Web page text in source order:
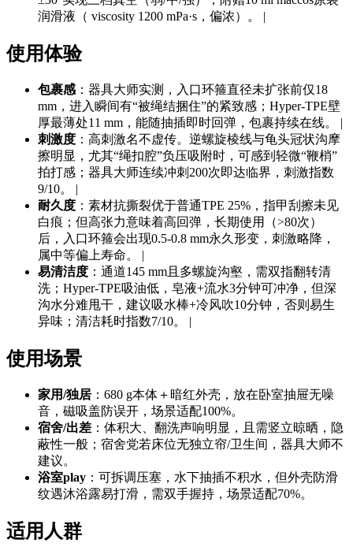
润滑液（ viscosity 1200 mPa·s，偏浓）。 |
使用体验
包裹感 ：器具大师实测，入口环箍直径未扩张前仅18
mm，进入瞬间有“被绳结捆住”的紧致感；Hyper-TPE壁
厚最薄处11 mm，能随抽插即时回弹，包裹持续在线。 |
刺激度 ：高刺激名不虚传。逆螺旋棱线与龟头冠状沟摩
擦明显，尤其“绳扣腔”负压吸附时，可感到轻微“鞭梢”
拍打感；器具大师连续冲刺200次即达临界，刺激指数
9/10。 |
耐久度 ：素材抗撕裂优于普通TPE 25%，指甲刮擦未见
白痕；但高张力意味着高回弹，长期使用（>80次）
后，入口环箍会出现0.5-0.8 mm永久形变，刺激略降，
属中等偏上寿命。 |
易清洁度 ：通道145 mm且多螺旋沟壑，需双指翻转清
洗；Hyper-TPE吸油低，皂液+流水3分钟可冲净，但深
沟水分难甩干，建议吸水棒+冷风吹10分钟，否则易生
异味；清洁耗时指数7/10。 |
使用场景
家用/独居 ：680 g本体＋暗红外壳，放在卧室抽屉无噪
音，磁吸盖防误开，场景适配100%。
宿舍/出差 ：体积大、翻洗声响明显，且需竖立晾晒，隐
蔽性一般；宿舍党若床位无独立帘/卫生间，器具大师不
建议。
浴室play ：可拆调压塞，水下抽插不积水，但外壳防滑
纹遇沐浴露易打滑，需双手握持，场景适配70%。
适用人群